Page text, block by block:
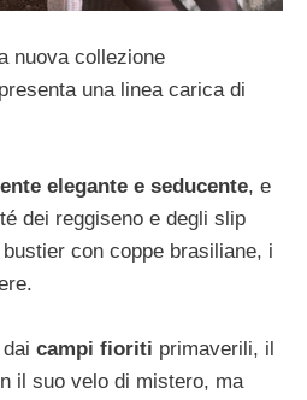
nuova collezione
una linea carica di
elegante e seducente, e
dei reggiseno e degli slip
con coppe brasiliane, i
campi fioriti primaverili, il
il suo velo di mistero, ma